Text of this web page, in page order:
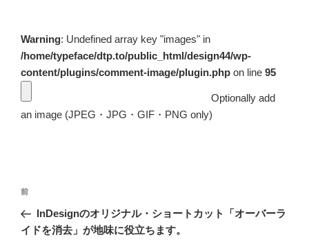
Warning: Undefined array key "images" in
/home/typeface/dtp.to/public_html/design44/wp-
content/plugins/comment-image/plugin.php on line 95
Optionally add
an image (JPEG・JPG・GIF・PNG only)
投
ナ
前
の
投
前
InDesignのオリジナル・ショートカット「オーバーラ
イドを消去」が地味に役立ちます。